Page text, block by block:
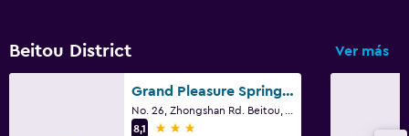
Beitou District Ver más
Grand Pleasure Spring Hotel
8,1
3 estrellas